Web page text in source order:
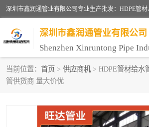
深圳市鑫润通管业有限公司
当前位置： 首页 > 供应商机 > HDPE管材给水
管供货商 量大价优
HDPE管材给水管
HDPE双壁波纹管 HDPE